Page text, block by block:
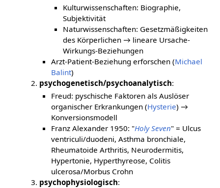
Kulturwissenschaften: Biographie,
Subjektivität
Naturwissenschaften: Gesetzmäßigkeiten
des Körperlichen → lineare Ursache-
Wirkungs-Beziehungen
Arzt-Patient-Beziehung erforschen (Michael
Balint)
psychogenetisch/psychoanalytisch:
Freud: pyschische Faktoren als Auslöser
organischer Erkrankungen (Hysterie) →
Konversionsmodell
Franz Alexander 1950: "Holy Seven" = Ulcus
ventriculi/duodeni, Asthma bronchiale,
Rheumatoide Arthritis, Neurodermitis,
Hypertonie, Hyperthyreose, Colitis
ulcerosa/Morbus Crohn
psychophysiologisch: